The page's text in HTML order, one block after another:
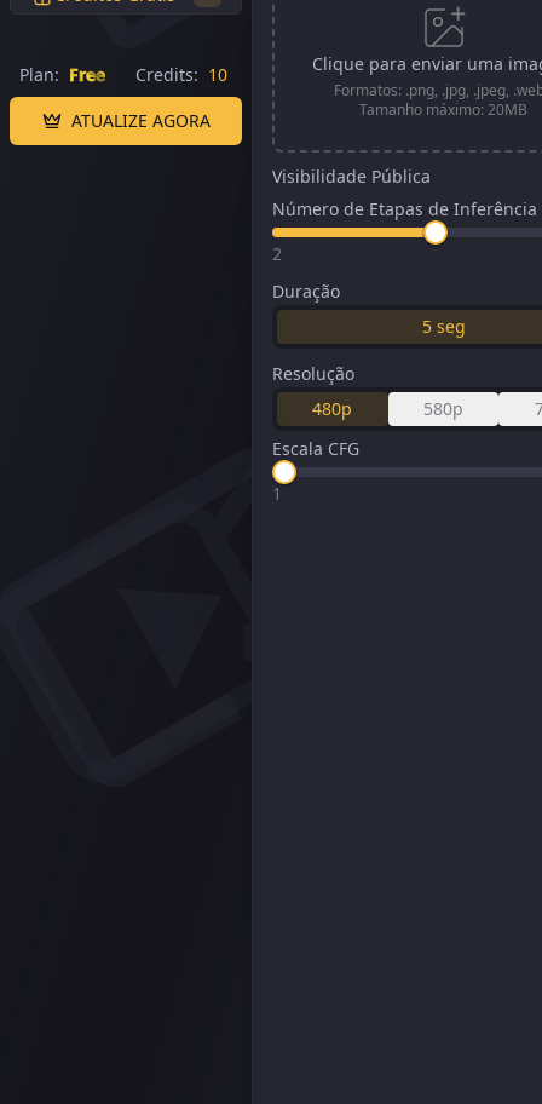
Gerador de Vídeo para Vídeo com IA | Transforme Vídeos
Plan: Free Credits: 10
ATUALIZE AGORA
Clique para enviar uma
Formatos: .png, .jpg, .jpeg,
Tamanho máximo: 20MB
Visibilidade Pública
Número de Etapas de Inferência
2
Duração
5 seg
Resolução
480p
580p
Escala CFG
1